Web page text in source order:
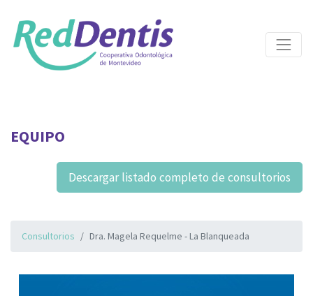
EQUIPO
Descargar listado completo de consultorios
Consultorios Dra. Magela Requelme - La Blanqueada